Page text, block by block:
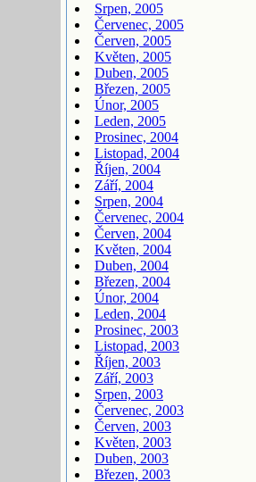
Srpen, 2005
Červenec, 2005
Červen, 2005
Květen, 2005
Duben, 2005
Březen, 2005
Únor, 2005
Leden, 2005
Prosinec, 2004
Listopad, 2004
Říjen, 2004
Září, 2004
Srpen, 2004
Červenec, 2004
Červen, 2004
Květen, 2004
Duben, 2004
Březen, 2004
Únor, 2004
Leden, 2004
Prosinec, 2003
Listopad, 2003
Říjen, 2003
Září, 2003
Srpen, 2003
Červenec, 2003
Červen, 2003
Květen, 2003
Duben, 2003
Březen, 2003